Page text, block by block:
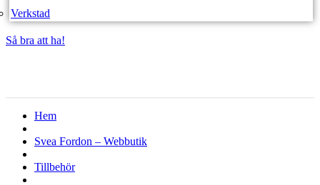
Verkstad
Så bra att ha!
Hem
Svea Fordon – Webbutik
Tillbehör